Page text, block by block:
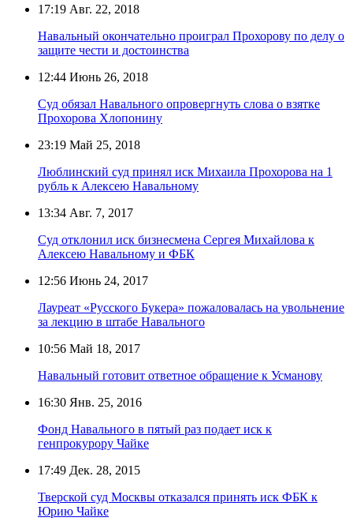
17:19 Авг. 22, 2018
Навальный окончательно проиграл Прохорову по делу о
защите чести и достоинства
12:44 Июнь 26, 2018
Суд обязал Навального опровергнуть слова о взятке
Прохорова Хлопонину
23:19 Май 25, 2018
Люблинский суд принял иск Михаила Прохорова на 1
рубль к Алексею Навальному
13:34 Авг. 7, 2017
Суд отклонил иск бизнесмена Сергея Михайлова к
Алексею Навальному и ФБК
12:56 Июнь 24, 2017
Лауреат «Русского Букера» пожаловалась на увольнение
за лекцию в штабе Навального
10:56 Май 18, 2017
Навальный готовит ответное обращение к Усманову
16:30 Янв. 25, 2016
Фонд Навального в пятый раз подает иск к
генпрокурору Чайке
17:49 Дек. 28, 2015
Тверской суд Москвы отказался принять иск ФБК к
Юрию Чайке